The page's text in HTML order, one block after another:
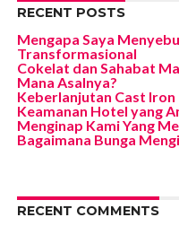
RECENT POSTS
Mengapa Saya
Transformasional
Cokelat dan Sahabat
Mana Asalnya?
Keberlanjutan Cast Iron
Keamanan Hotel yang
Menginap Kami Yang
Bagaimana Bunga
RECENT COMMENTS